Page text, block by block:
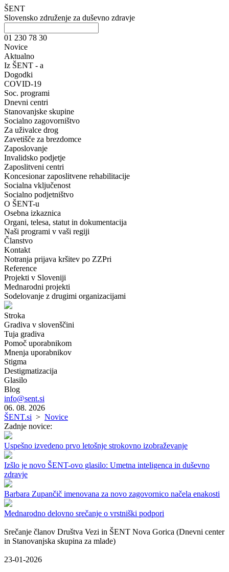
ŠENT
Slovensko združenje za duševno zdravje
01 230 78 30
Novice
Aktualno
Iz ŠENT - a
Dogodki
COVID-19
Soc. programi
Dnevni centri
Stanovanjske skupine
Socialno zagovorništvo
Za uživalce drog
Zavetišče za brezdomce
Zaposlovanje
Invalidsko podjetje
Zaposlitveni centri
Koncesionar zaposlitvene rehabilitacije
Socialna vključenost
Socialno podjetništvo
O ŠENT-u
Osebna izkaznica
Organi, telesa, statut in dokumentacija
Naši programi v vaši regiji
Članstvo
Kontakt
Notranja prijava kršitev po ZZPri
Reference
Projekti v Sloveniji
Mednarodni projekti
Sodelovanje z drugimi organizacijami
Stroka
Gradiva v slovenščini
Tuja gradiva
Pomoč uporabnikom
Mnenja uporabnikov
Stigma
Destigmatizacija
Glasilo
Blog
info@sent.si
06. 08. 2026
ŠENT.si > Novice
Zadnje novice:
Uspešno izvedeno prvo letošnje strokovno izobraževanje
Izšlo je novo ŠENT-ovo glasilo: Umetna inteligenca in duševno
zdravje
Barbara Zupančič imenovana za novo zagovornico načela enakosti
Mednarodno delovno srečanje o vrstniški podpori
Srečanje članov Društva Vezi in ŠENT Nova Gorica (Dnevni center
in Stanovanjska skupina za mlade)
23-01-2026